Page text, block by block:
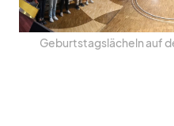
Ge­burts­tags­lä­cheln auf